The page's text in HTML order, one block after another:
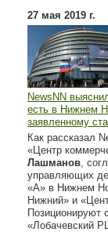
27 мая 2019 г.
NewsNN
есть в Нижнем
заявленному
Как рассказал
«Центр
Лашманов,
управляющих
«А» в Нижнем
Нижний» и
Позиционируют
«Лобачевский